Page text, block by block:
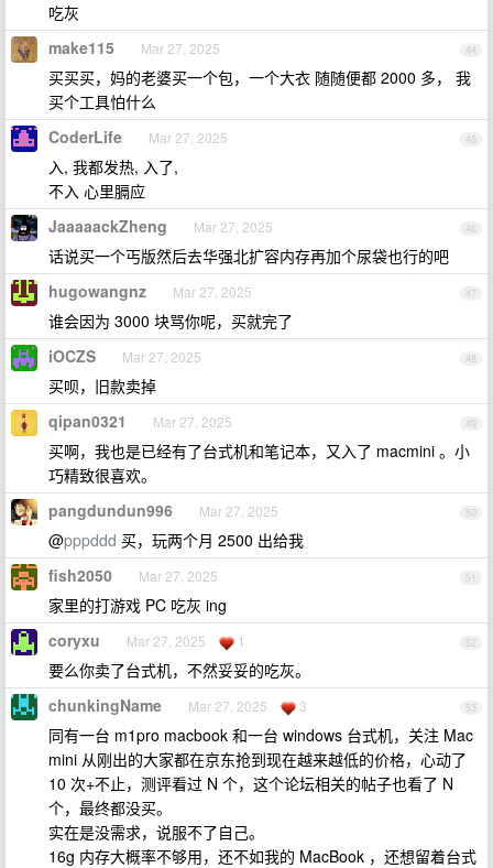
吃灰
44
make115 Mar 27, 2025
买买买，妈的老婆买一个包，一个大衣 随随便都 2000 多， 我
买个工具怕什么
45
CoderLife Mar 27, 2025
入, 我都发热, 入了,
不入 心里膈应
46
JaaaaackZheng Mar 27, 2025
话说买一个丐版然后去华强北扩容内存再加个尿袋也行的吧
47
hugowangnz Mar 27, 2025
谁会因为 3000 块骂你呢，买就完了
48
iOCZS Mar 27, 2025
买呗，旧款卖掉
49
qipan0321 Mar 27, 2025
买啊，我也是已经有了台式机和笔记本，又入了 macmini 。小
巧精致很喜欢。
50
pangdundun996 Mar 27, 2025
@pppddd 买，玩两个月 2500 出给我
51
fish2050 Mar 27, 2025
家里的打游戏 PC 吃灰 ing
52
coryxu Mar 27, 2025 1
要么你卖了台式机，不然妥妥的吃灰。
53
chunkingName Mar 27, 2025 3
同有一台 m1pro macbook 和一台 windows 台式机，关注 Mac
mini 从刚出的大家都在京东抢到现在越来越低的价格，心动了
10 次+不止，测评看过 N 个，这个论坛相关的帖子也看了 N
个，最终都没买。
实在是没需求，说服不了自己。
16g 内存大概率不够用，还不如我的 MacBook ，还想留着台式